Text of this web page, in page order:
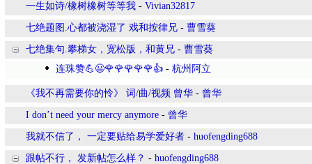
一生如诗/橡树橡树等等我 - Vivian32817
七绝题图.心都被浇湿了 戏和按律兄 - 曹雪葵
七绝集句.攀梯女，宽松版，和黄兄 - 曹雪葵
连珠赞💪😃🌹🌹🌹🌹🌹👍 - 杭州阿立
《我不再需要你的怜》 词/曲/视频 曾华 - 曾华
I don’t need your mercy anymore - 曾华
我就不信了， 一定要贴给易学爱好者 - huofengding688
跟帖不行， 发新帖怎么样？ - huofengding688